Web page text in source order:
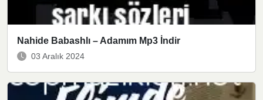
Nahide Babashlı – Adamım Mp3 İndir
03 Aralık 2024